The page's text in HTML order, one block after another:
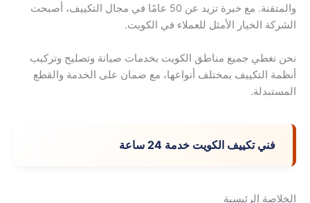
والمتقنة. مع خبرة تزيد عن 50 عامًا في مجال التكييف، أصبحت
الشركة الخيار الأمثل للعملاء في الكويت.
نحن نغطي جميع مناطق الكويت بخدمات صيانة وتصليح وتركيب
أنظمة التكييف بمختلف أنواعها، مع ضمان على الخدمة والقطع
المستبدلة.
فني تكييف الكويت خدمة 24 ساعة
الخلاصة الرئيسية